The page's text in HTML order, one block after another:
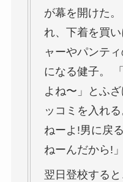
が幕を開けた
れ、下着を買
ャーやパンテ
になる健子。
よね〜」とふ
ッコミを入れ
ねーよ!男に戻
ねーんだから!」
翌日登校する